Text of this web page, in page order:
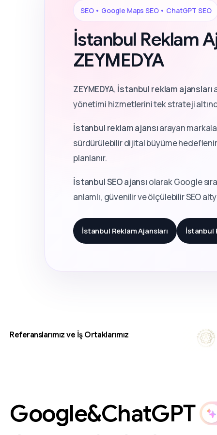
SEO • Google Maps SEO • ChatGPT SEO
İstanbul Reklam
ZEYMEDYA
ZEYMEDYA, İstanbul reklam ajansları
yönetimi hizmetlerini tek strateji
İstanbul reklam ajansıarayan
sürdürülebilir dijital büyüme
planlanır.
İstanbul SEO ajansı olarak Google
anlamlı, güvenilir ve ölçülebilir SEO
İstanbul Reklam Ajansları İstanbul
Referanslarımız ve İş Ortaklarımız
Google&ChatGPT